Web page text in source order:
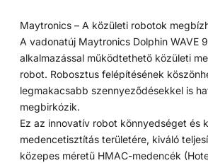
Maytronics – A közületi robotok
A vadonatúj Maytronics Dolphin WAVE
alkalmazással működtethető közületi
robot. Robosztus felépítésének
legmakacsabb szennyeződésekkel is
megbirkózik.
Ez az innovatív robot könnyedséget és
medencetisztítás területére, kiváló
közepes méretű HMAC-medencék